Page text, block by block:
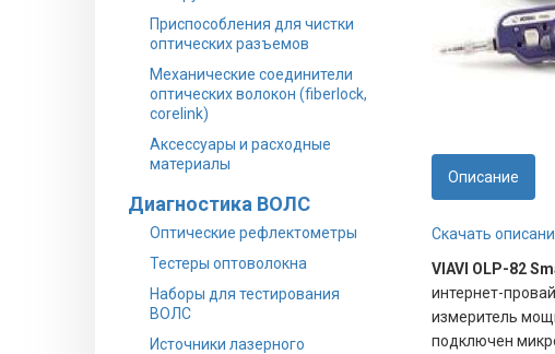
Приспособления для чистки
оптических разъемов
Механические соединители
оптических волокон (fiberlock,
corelink)
Аксессуары и расходные
материалы
Диагностика ВОЛС
Оптические рефлектометры
Тестеры оптоволокна
Наборы для тестирования
ВОЛС
Источники лазерного
Описание
Скачать
VIAVI OLP-82
интернет-
измеритель
подключен